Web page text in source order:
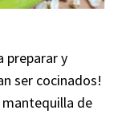
preparar y
ser cocinados!
mantequilla de